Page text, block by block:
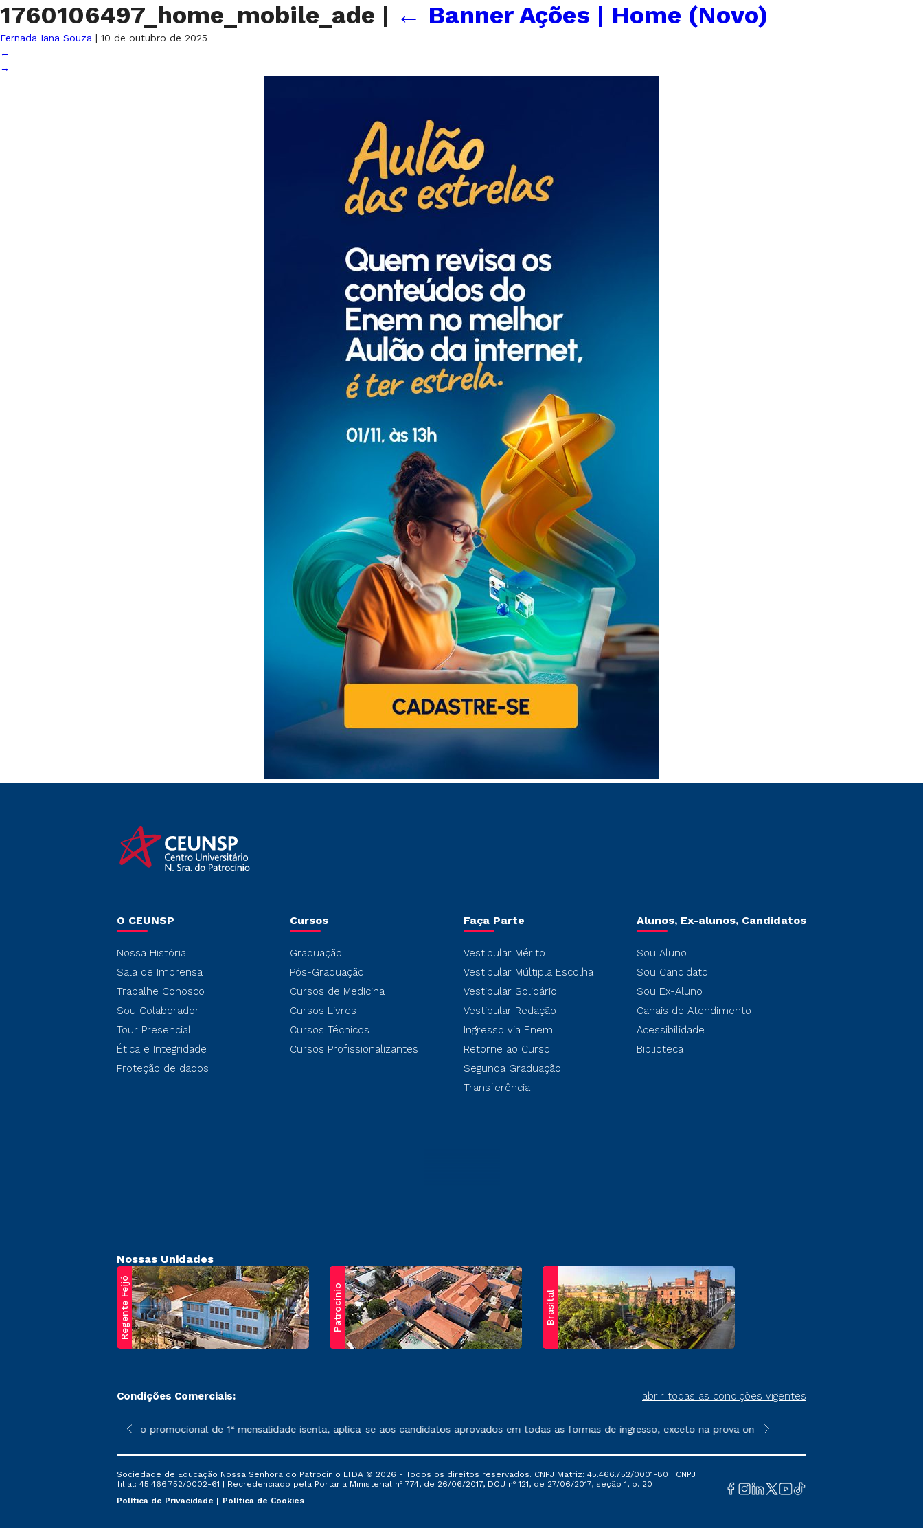
1760106497_home_mobile_ade | ← Banner Ações | Home (Novo)
Fernada Iana Souza | 10 de outubro de 2025
←
→
O CEUNSP
Nossa História
Sala de Imprensa
Trabalhe Conosco
Sou Colaborador
Tour Presencial
Ética e Integridade
Proteção de dados
Cursos
Graduação
Pós-Graduação
Cursos de Medicina
Cursos Livres
Cursos Técnicos
Cursos Profissionalizantes
Faça Parte
Vestibular Mérito
Vestibular Múltipla Escolha
Vestibular Solidário
Vestibular Redação
Ingresso via Enem
Retorne ao Curso
Segunda Graduação
Transferência
Alunos, Ex-alunos, Candidatos
Sou Aluno
Sou Candidato
Sou Ex-Aluno
Canais de Atendimento
Acessibilidade
Biblioteca
Nossas Unidades
Regente Feijó Patrocínio Brasital
Condições Comerciais: abrir todas as condições vigentes
sofrer alterações nos períodos de rematrícula conforme exposto no contrato de prestação de serviços.
*A condição promocional de 1ª mensalidade isenta, aplica-se aos candidatos aprovados em todas as formas de ingresso, exceto na prova on-line ou agendada, que ofertam
**Semipresencial é um formato do
Sociedade de Educação Nossa Senhora do Patrocínio LTDA © 2026 - Todos os direitos reservados. CNPJ Matriz: 45.466.752/0001-80 | CNPJ
filial: 45.466.752/0002-61 | Recredenciado pela Portaria Ministerial nº 774, de 26/06/2017, DOU nº 121, de 27/06/2017, seção 1, p. 20
Política de Privacidade
Política de Cookies